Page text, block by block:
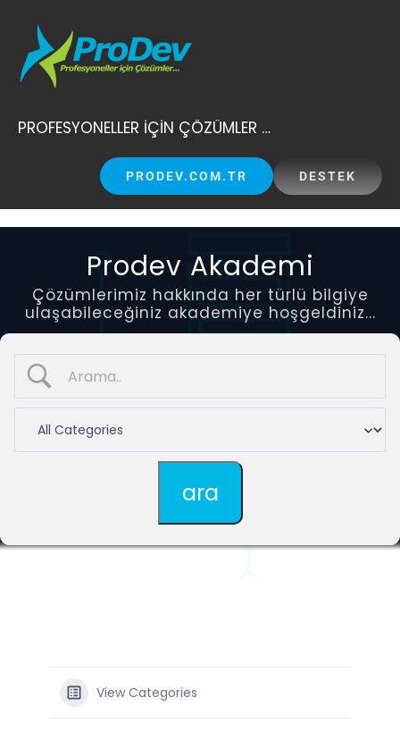
content
PROFESYONELLER İÇİN ÇÖZÜMLER …
PRODEV.COM.TR DESTEK
Prodev Akademi
Çözümlerimiz hakkında her türlü bilgiye
ulaşabileceğiniz akademiye hoşgeldiniz...
View Categories